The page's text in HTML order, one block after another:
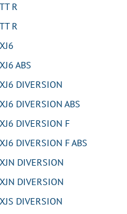
R
R
ABS
DIVERSION
DIVERSION ABS
DIVERSION F
DIVERSION F ABS
DIVERSION
DIVERSION
DIVERSION